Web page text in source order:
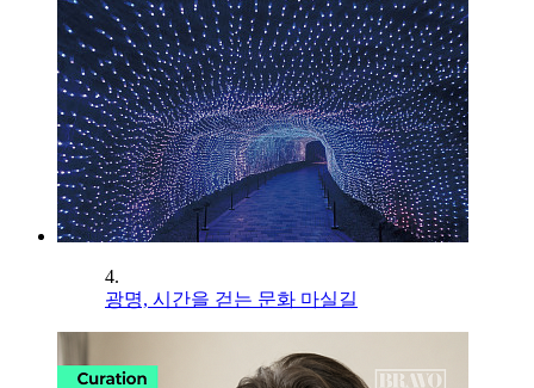
4.
광명, 시간을 걷는 문화 마실길